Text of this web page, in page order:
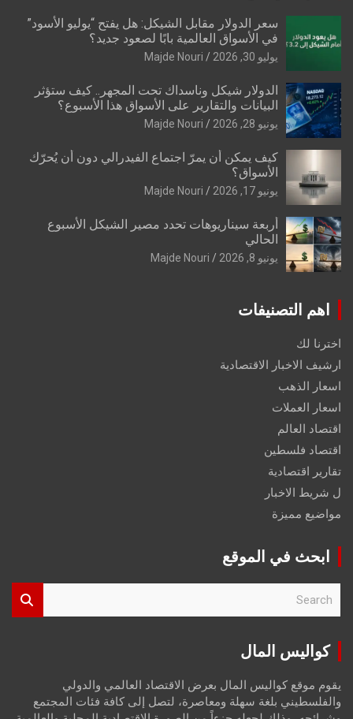
سعر الدولار مقابل الشيكل: هل يفتح “يوليو الأسود”
في الأسواق العالمية بابًا لصعود جديد؟
يوليو 30, 2026 Majde Nouri
الدولار شيكل وناسداك تحت المجهر.. كيف ستؤثر
البيانات والتقارير على الأسواق هذا الأسبوع؟
يونيو 28, 2026 Majde Nouri
كيف يمكن أن يمرّ اجتماع الفيدرالي دون أن يُحرّك
الأسواق؟
يونيو 17, 2026 Majde Nouri
أربعة سيناريوهات تحدد مصير الشيكل الأسبوع
الحالي
يونيو 8, 2026 Majde Nouri
اهم التصنيفات
اخترنا لك
ارشيف الاخبار الاقتصادية
اسعار الذهب
اسعار العملات
اقتصاد العالم
اقتصاد فلسطين
تقارير اقتصادية
ل شريط الاخبار
مواضيع مميزة
ابحث في الموقع
r
كواليس المال
يقوم موقع كواليس المال بعرض الاقتصاد العالمي والدولي
والفلسطيني بلغة سهلة ومعاصرة، لتصل إلى كافة فئات المجتمع